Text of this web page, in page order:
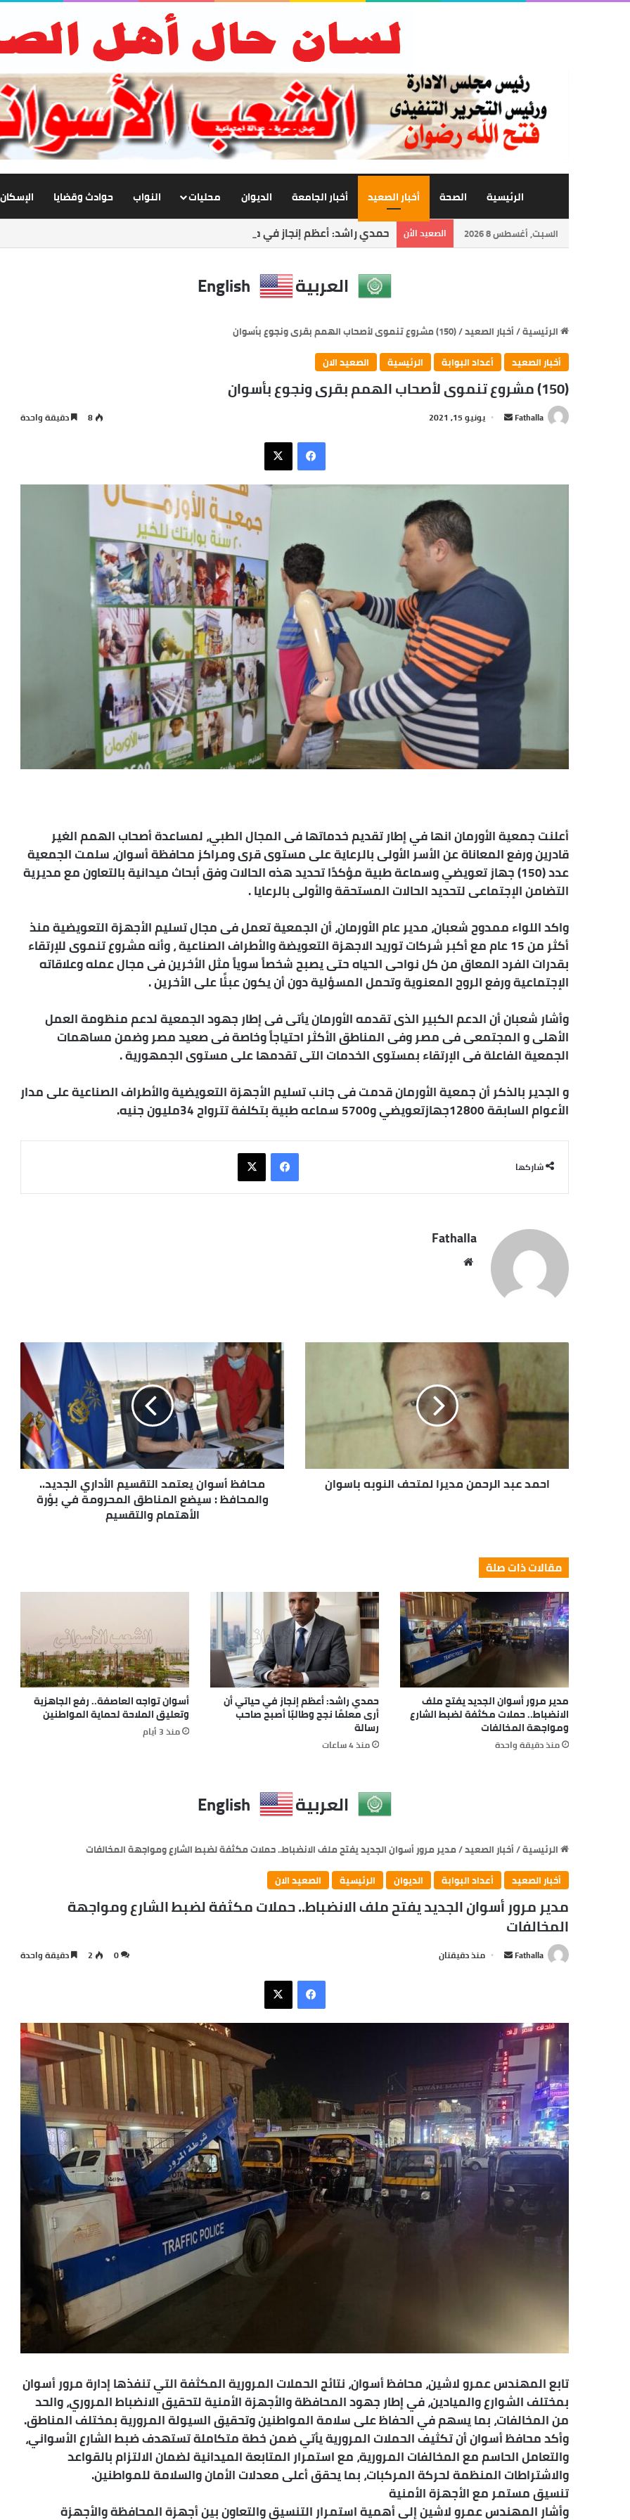
الرئيسية الصحة أخبار الصعيد أخبار الجامعة الديوان محليات النواب حوادث وقضايا الإسكان
السبت, أغسطس 8 2026 الصعيد الأن حمدي راشد: أعظم إنجاز في حياتي أن أرى معلمًا نجح وطالبًا أصبح صاحب رسالة
العربية English
الرئيسية/أخبار الصعيد/(150) مشروع تنموى لأصحاب الهمم بقرى ونجوع بأسوان
أخبار الصعيد
أعداد البوابة الرئيسية الصعيد الان
(150) مشروع تنموى لأصحاب الهمم بقرى ونجوع بأسوان
Fathalla
أرسل يونيو 15, 2021 8 دقيقة واحدة
فيسبوك
X
أعلنت جمعية الأورمان انها في إطار تقديم خدماتها فى المجال الطبي، لمساعدة أصحاب الهمم الغير
قادرين ورفع المعاناة عن الأسر الأولى بالرعاية على مستوى قرى ومراكز محافظة أسوان، سلمت الجمعية
عدد (150) جهاز تعويضي وسماعة طبية مؤكدًا تحديد هذه الحالات وفق أبحاث ميدانية بالتعاون مع مديرية
التضامن الإجتماعى لتحديد الحالات المستحقة والأولى بالرعايا .
واكد اللواء ممدوح شعبان، مدير عام الأورمان، أن الجمعية تعمل فى مجال تسليم الأجهزة التعويضية منذ
أكثر من 15 عام مع أكبر شركات توريد الاجهزة التعويضة والأطراف الصناعية ، وأنه مشروع تنموى للإرتقاء
بقدرات الفرد المعاق من كل نواحى الحياه حتى يصبح شخصاً سوياً مثل الأخرين فى مجال عمله وعلاقاته
الإجتماعية ورفع الروح المعنوية وتحمل المسؤلية دون أن يكون عبئًا على الأخرين .
وأشار شعبان أن الدعم الكبير الذى تقدمه الأورمان يأتى فى إطار جهود الجمعية لدعم منظومة العمل
الأهلى و المجتمعى فى مصر وفى المناطق الأكثر احتياجاً وخاصة فى صعيد مصر وضمن مساهمات
الجمعية الفاعلة فى الإرتقاء بمستوى الخدمات التى تقدمها على مستوى الجمهورية .
و الجدير بالذكر أن جمعية الأورمان قدمت فى جانب تسليم الأجهزة التعويضية والأطراف الصناعية على مدار
الأعوام السابقة 12800جهازتعويضي و5700 سماعه طبية بتكلفة تترواح 34مليون جنيه.
شاركها
فيسبوك
X
Fathalla
احمد عبد الرحمن مديرا لمتحف النوبه باسوان محافظ أسوان يعتمد التقسيم الأداري الجديد..
والمحافظ : سيضع المناطق المحرومة في بؤرة
الأهتمام والتقسيم
مقالات ذات صلة
مدير مرور أسوان الجديد يفتح ملف
الانضباط.. حملات مكثفة لضبط الشارع
ومواجهة المخالفات
منذ دقيقة واحدة
حمدي راشد: أعظم إنجاز في حياتي أن
أرى معلمًا نجح وطالبًا أصبح صاحب
رسالة
منذ 4 ساعات
أسوان تواجه العاصفة.. رفع الجاهزية
وتعليق الملاحة لحماية المواطنين
منذ 3 أيام